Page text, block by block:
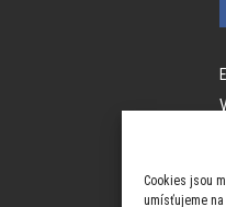
Cookies jsou
umísťujeme na